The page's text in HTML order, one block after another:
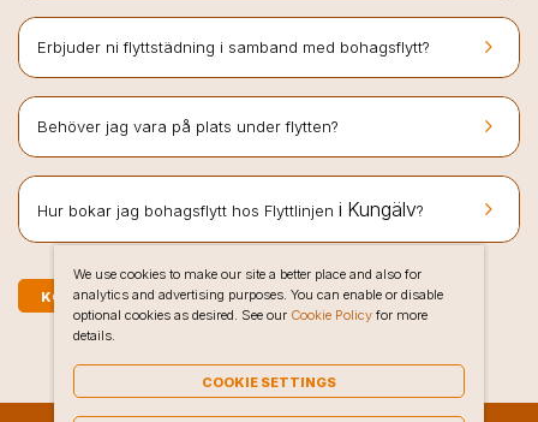
keyboard_arrow_right
Erbjuder ni flyttstädning i samband med bohagsflytt?
keyboard_arrow_right
Behöver jag vara på plats under flytten?
keyboard_arrow_right
Hur bokar jag bohagsflytt hos Flyttlinjen i Kungälv?
KOSTNADSFRI OFFERT PÅ BOHAGSFLYTT I KUNGÄLV
We use cookies to make our site a better place and also for
analytics and advertising purposes. You can enable or disable
optional cookies as desired. See our Cookie Policyfor more
details.
COOKIE SETTINGS